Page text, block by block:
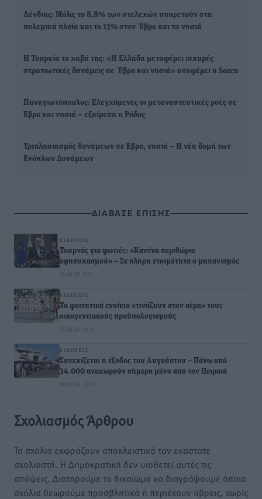
Δένδιας: Μόλις το 8,8% των στελεχών υπηρετούν στα
πολεμικά πλοία και το 13% στον Έβρο και τα νησιά
Η Τουρκία το χαβά της: «Η Ελλάδα μεταφέρει ισχυρές
στρατιωτικές δυνάμεις σε Έβρο και νησιά» αναφέρει η Sozcu
Παναγιωτόπουλος: Ελεγχόμενες οι μεταναστευτικές ροές σε
Εβρο και νησιά – εξαίρεση η Ρόδος
Τριπλασιασμός δυνάμεων σε Εβρο, νησιά – Η νέα δομή των
Ενόπλων Δυνάμεων
ΔΙΑΒΑΣΕ ΕΠΙΣΗΣ
ΕΙΔΉΣΕΙΣ
Τουρνάς για φωτιές: «Κανένα περιθώριο
εφησυχασμού» – Σε πλήρη ετοιμότητα ο μηχανισμός
09.08.26 · 11:12
ΕΙΔΉΣΕΙΣ
Τα φοιτητικά ενοίκια «τινάζουν στον αέρα» τους
οικογενειακούς προϋπολογισμούς
09.08.26 · 10:24
ΕΙΔΉΣΕΙΣ
Συνεχίζεται η έξοδος του Αυγούστου – Πάνω από
34.000 αναχωρούν σήμερα μόνο από τον Πειραιά
09.08.26 · 09:57
Σχολιασμός Άρθρου
Τα σχόλια εκφράζουν αποκλειστικά τον εκάστοτε
σχολιαστή. Η Δημοκρατική δεν υιοθετεί αυτές τις
απόψεις. Διατηρούμε το δικαίωμα να διαγράψουμε όποια
σχόλια θεωρούμε προσβλητικά ή περιέχουν ύβρεις, χωρίς